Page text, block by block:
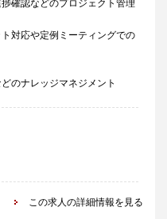
確認などのプロジェクト管理
対応や定例ミーティングでの
のナレッジマネジメント
この求人の詳細情報を見る